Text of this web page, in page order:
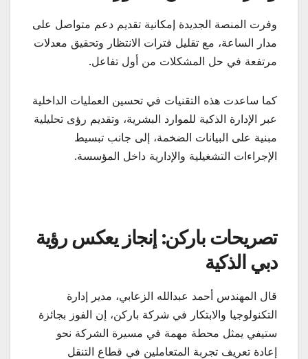
وفرت المنصة الجديدة إمكانية تقديم دعم متواصل على
مدار الساعة، مع تقليل فترات الانتظار وتحقيق معدلات
مرتفعة في حل المشكلات من أول تفاعل.
كما ساعدت هذه التقنيات في تحسين العمليات الداخلية
عبر الإدارة الذكية للموارد البشرية، وتقديم رؤى تحليلية
مبنية على البيانات الضخمة، إلى جانب تبسيط
الإجراءات التشغيلية والإدارية داخل المؤسسة.
تصريحات باركن: إنجاز يعكس رؤية
دبي الذكية
قال المهندس أحمد عبدالله الزعابي، مدير إدارة
التكنولوجيا والابتكار في شركة باركن، إن الفوز بجائزة
ستيفي يمثل محطة مهمة في مسيرة الشركة نحو
إعادة تعريف تجربة المتعاملين في قطاع التنقل